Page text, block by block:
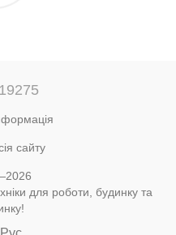
сайту
для роботи, будинку та